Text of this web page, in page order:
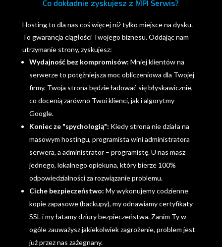
Co dokładnie zyskujesz z MPI Serwis?
Hosting to dla nas coś więcej niż tylko miejsce na dysku.
To gwarancja ciągłości Twojego biznesu. Oddając nam
utrzymanie strony, zyskujesz:
Wydajność bez kompromisów: Mniej klientów na
serwerze to potężniejsza moc obliczeniowa dla Twojej
firmy. Twoja strona będzie ładować się błyskawicznie,
co docenią zarówno Twoi klienci, jak i algorytmy
Google.
Koniec ze "spychologią": Kiedy strona nie działa na
masowym hostingu, programista wini administratora
serwera, a administrator – programistę. U nas masz
jednego, lokalnego opiekuna, który bierze 100%
odpowiedzialności za rozwiązanie problemu.
Ciche bezpieczeństwo: My wykonujemy codzienne
kopie zapasowe (backupy), my odnawiamy certyfikaty
SSL i my łatamy dziury bezpieczeństwa. Zanim Ty w
ogóle zauważysz jakiekolwiek zagrożenie, problem jest
już przez nas zażegnany.